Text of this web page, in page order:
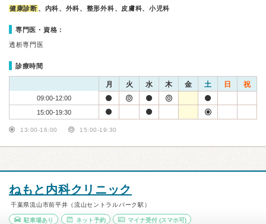
健康診断 、内科、外科、整形外科、皮膚科、小児科
専門医・資格：
透析専門医
診療時間
月 火 水 木 金 土 日 祝
09:00-12:00
15:00-19:30
13:00-16:00 15:00-19:30
ねもと内科クリニック
千葉県流山市前平井（流山セントラルパーク駅）
駐車場あり ネット予約 マイナ受付 (スマホ可)